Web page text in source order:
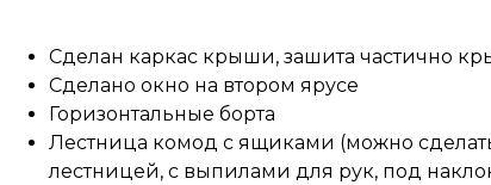
Сделан каркас крыши, зашита частично
Сделано окно на втором ярусе
Горизонтальные борта
Лестница комод с ящиками (можно
лестницей, с выпилами для рук, под